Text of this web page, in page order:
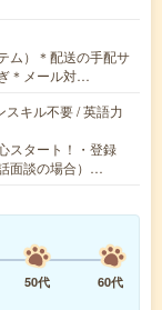
ム）＊配送の手配サ
＊メール対…
スキル不要 / 英語力
スタート！・登録
面談の場合）…
50代
60代